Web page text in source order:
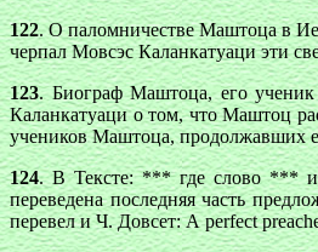
122. О паломничестве Маштоца в
черпал Мовсэс Каланкатуаци эти
123. Биограф Маштоца, его ученик
Каланкатуаци о том, что Маштоц
учеников Маштоца, продолжавших
124. В Тексте: *** где слово ***
переведена последняя часть
перевел и Ч. Довсет: А perfect